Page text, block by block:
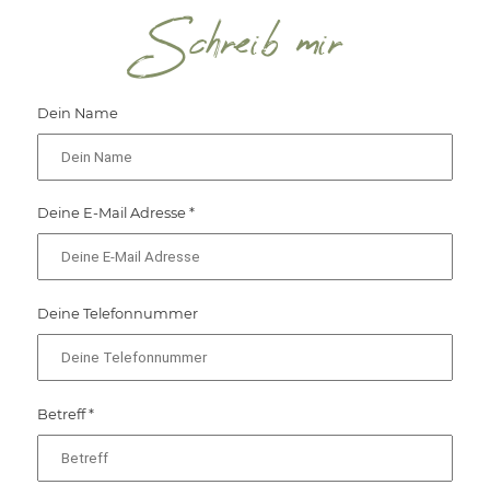
Schreib mir
Dein Name
Deine E-Mail Adresse *
Deine Telefonnummer
Betreff *